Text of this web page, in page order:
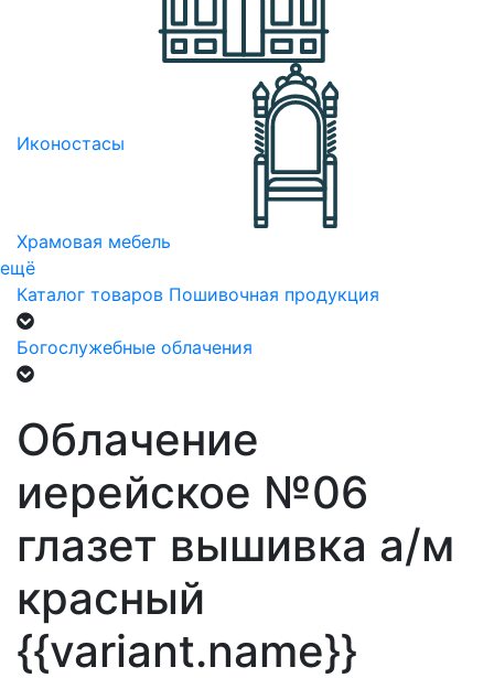
Иконостасы
Храмовая мебель
ещё
Каталог товаров Пошивочная продукция
Богослужебные облачения
Облачение
иерейское №06
глазет вышивка а/м
красный
{{variant.name}}